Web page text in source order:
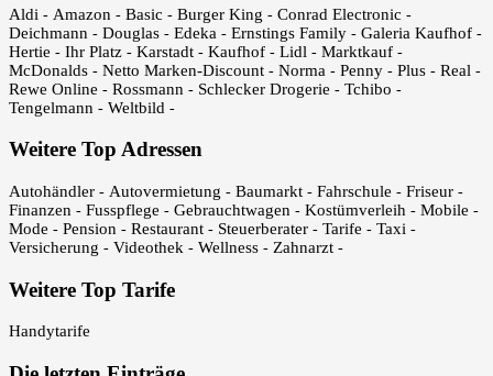
Aldi - Amazon - Basic - Burger King - Conrad Electronic -
Deichmann - Douglas - Edeka - Ernstings Family - Galeria Kaufhof -
Hertie - Ihr Platz - Karstadt - Kaufhof - Lidl - Marktkauf -
McDonalds - Netto Marken-Discount - Norma - Penny - Plus - Real -
Rewe Online - Rossmann - Schlecker Drogerie - Tchibo -
Tengelmann - Weltbild -
Weitere Top Adressen
Autohändler - Autovermietung - Baumarkt - Fahrschule - Friseur -
Finanzen - Fusspflege - Gebrauchtwagen - Kostümverleih - Mobile -
Mode - Pension - Restaurant - Steuerberater - Tarife - Taxi -
Versicherung - Videothek - Wellness - Zahnarzt -
Weitere Top Tarife
Handytarife